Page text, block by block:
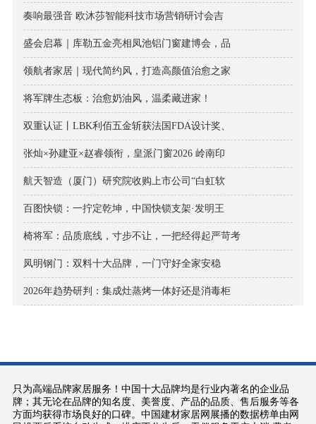
奏响最强音 欧沐莎智能科技市场营销研讨会吉
盛会启幕｜库勒五金亮相凤池铝门窗建博会，品
领航者家居｜现代简约风，打造高颜值治愈之家
将军牌生态板：治愈奶油风，温柔藏进家！
双重认证丨LBK利佰五金斩获法国FDA设计奖、
张灿×孙建亚×赵睿领衔，皇派门窗2026 岭南印
航天智造（厦门）研究院收购上市公司“白虹软
百图快锁：一拧定乾坤，中国快锁支架·发明王
椅将军：品质底线，寸步不让，一把经得起严苛考
凤明钢门：双料十大品牌，一门守好全家安稳
2026年趋势研判：集成灶蒸烤一体好还是消毒柜
只为高端品牌家居服务！中国十大品牌均是行业内著名的企业品
牌；其无论在品牌的知名度、美誉度、产品的品质、售后服务等各
方面均获得市场良好的口碑。中国建材家居网展播的数据榜单由网